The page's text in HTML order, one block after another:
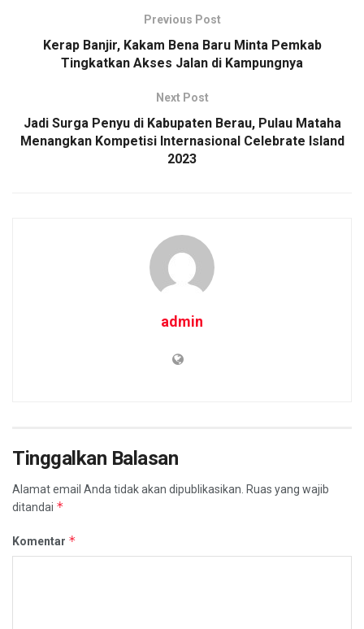
Previous Post
Kerap Banjir, Kakam Bena Baru Minta Pemkab
Tingkatkan Akses Jalan di Kampungnya
Next Post
Jadi Surga Penyu di Kabupaten Berau, Pulau Mataha
Menangkan Kompetisi Internasional Celebrate Island
2023
admin
Tinggalkan Balasan
Alamat email Anda tidak akan dipublikasikan. Ruas yang wajib
ditandai *
Komentar *